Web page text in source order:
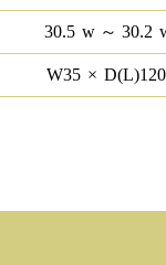
30.5 w～ 30.2
W35 × D(L)